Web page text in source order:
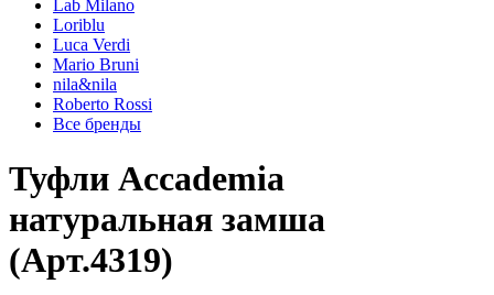
Lab Milano
Loriblu
Luca Verdi
Mario Bruni
nila&nila
Roberto Rossi
Все бренды
Туфли Accademia
натуральная замша
(Арт.4319)